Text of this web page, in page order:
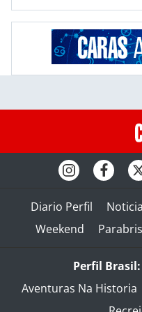
Diario Perfil
Weekend
Perfil Brasil:
Aventuras Na Historia